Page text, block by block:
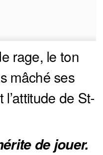
rage, le ton
mâché ses
de St-
de jouer.